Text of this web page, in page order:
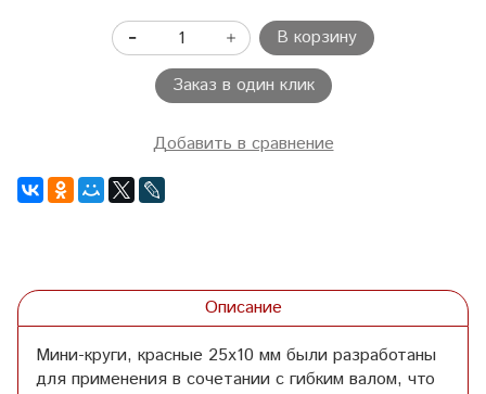
В корзину
Заказ в один клик
Добавить в сравнение
Описание
Мини-круги, красные 25x10 мм были разработаны
для применения в сочетании с гибким валом, что